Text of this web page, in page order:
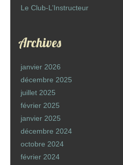
Le Club-L’Instructeur
Archives
janvier 2026
décembre 2025
juillet 2025
février 2025
janvier 2025
décembre 2024
octobre 2024
février 2024